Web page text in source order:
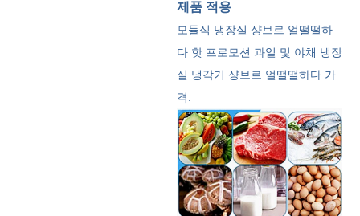
제품 적용
모듈식 냉장실 샹브르 얼떨떨하
다 핫 프로모션 과일 및 야채 냉장
실 냉각기 샹브르 얼떨떨하다 가
격.